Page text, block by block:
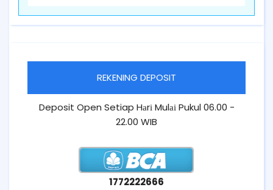
REKENING DEPOSIT
Deposit Open Setiap Hаrі Mulаі Pukul 06.00 -
22.00 WIB
1772222666